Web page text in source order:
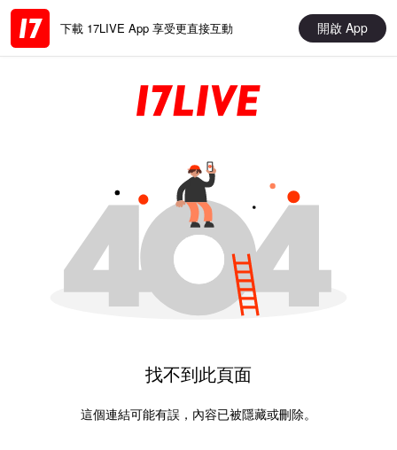
下載 17LIVE App 享受更直接互動 開啟 App
找不到此頁面
這個連結可能有誤，內容已被隱藏或刪除。